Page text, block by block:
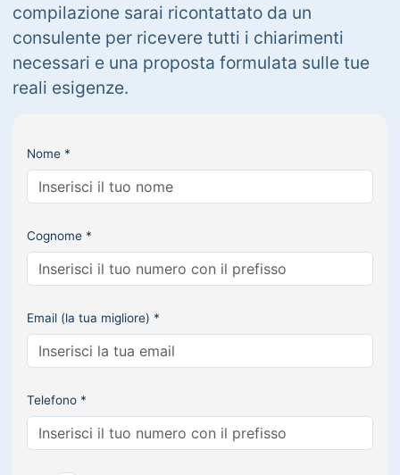
compilazione sarai ricontattato da un
consulente per ricevere tutti i chiarimenti
necessari e una proposta formulata sulle tue
reali esigenze.
Nome *
Cognome *
Email (la tua migliore) *
Telefono *